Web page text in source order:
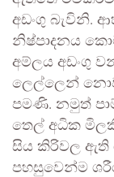
අඩංගු බැවිනි.
නිෂ්පාදනය
අම්ලය අඩංගු
ලෙල්ලෙන්
පමණි. නමුත්
තෙල් අධික
සිය කිරිවල ඇති
පහසුවෙන්ම